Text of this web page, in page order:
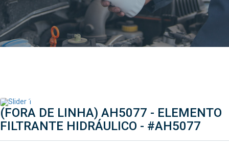
(FORA DE LINHA) AH5077 - ELEMENTO
FILTRANTE HIDRÁULICO - #AH5077